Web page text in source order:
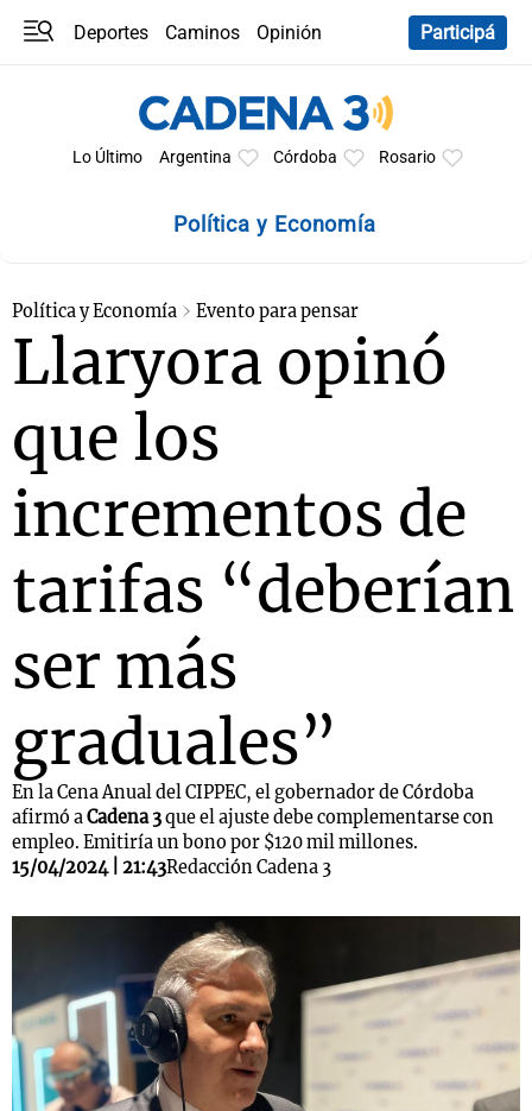
Deportes Caminos
Opinión
Participá
Lo Último Argentina Córdoba Rosario
Política y Economía
Política y Economía Evento para pensar
Llaryora opinó
que los
incrementos de
tarifas “deberían
ser más
graduales”
En la Cena Anual del CIPPEC, el gobernador de Córdoba
afirmó aCadena 3que el ajuste debe complementarse con
empleo. Emitiría un bono por $120 mil millones.
15/04/2024 | 21:43Redacción Cadena 3